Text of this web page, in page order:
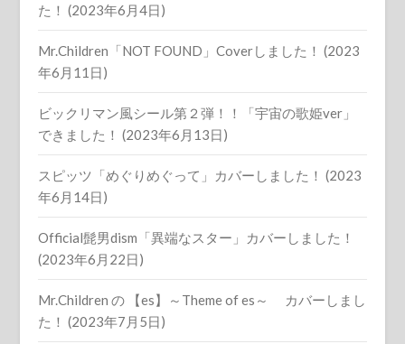
た！ (2023年6月4日)
Mr.Children「NOT FOUND」Coverしました！ (2023
年6月11日)
ビックリマン風シール第２弾！！「宇宙の歌姫ver」
できました！ (2023年6月13日)
スピッツ「めぐりめぐって」カバーしました！ (2023
年6月14日)
Official髭男dism「異端なスター」カバーしました！
(2023年6月22日)
Mr.Children の 【es】～Theme of es～ カバーしまし
た！ (2023年7月5日)